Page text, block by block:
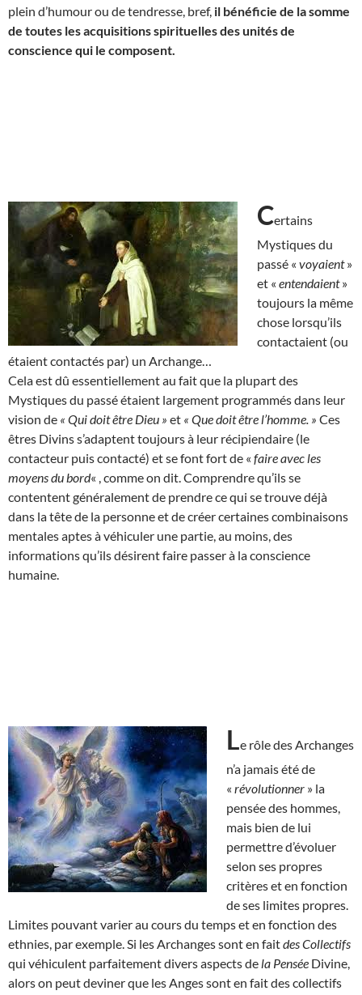
plein d’humour ou de tendresse, bref, il bénéficie de la somme
de toutes les acquisitions spirituelles des unités de
conscience qui le composent.
Certains
Mystiques du
passé « voyaient»
et « entendaient»
toujours la même
chose lorsqu’ils
contactaient (ou
étaient contactés par) un Archange…
Cela est dû essentiellement au fait que la plupart des
Mystiques du passé étaient largement programmés dans leur
vision de « Qui doit être Dieu » et « Que doit être l’homme. » Ces
êtres Divins s’adaptent toujours à leur récipiendaire (le
contacteur puis contacté) et se font fort de « faire avec les
moyens du bord« , comme on dit. Comprendre qu’ils se
contentent généralement de prendre ce qui se trouve déjà
dans la tête de la personne et de créer certaines combinaisons
mentales aptes à véhiculer une partie, au moins, des
informations qu’ils désirent faire passer à la conscience
humaine.
Le rôle des Archanges
n’a jamais été de
« révolutionner » la
pensée des hommes,
mais bien de lui
permettre d’évoluer
selon ses propres
critères et en fonction
de ses limites propres.
Limites pouvant varier au cours du temps et en fonction des
ethnies, par exemple. Si les Archanges sont en faitdes Collectifs
qui véhiculent parfaitement divers aspects de la Pensée Divine,
alors on peut deviner que les Anges sont en fait des collectifs